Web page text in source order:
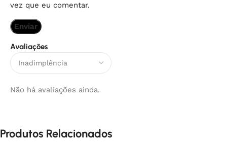
Avaliações
Não há avaliações ainda.
vez que eu comentar.
Produtos Relacionados